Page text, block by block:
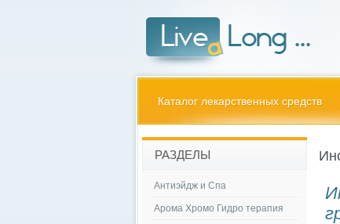
Каталог лекарственных средств
РАЗДЕЛЫ
Антиэйдж и Спа
Арома Хромо Гидро терапия